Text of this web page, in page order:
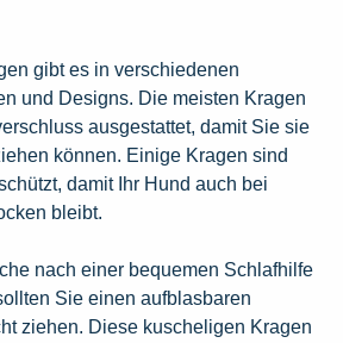
gibt es in verschiedenen
und Designs. Die meisten Kragen
ausgestattet, damit Sie sie
können. Einige Kragen sind
damit Ihr Hund auch bei
bleibt.
nach einer bequemen Schlafhilfe
Sie einen aufblasbaren
ziehen. Diese kuscheligen Kragen